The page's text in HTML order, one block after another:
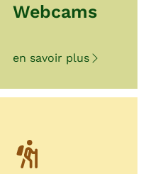
Webcams
en savoir plus